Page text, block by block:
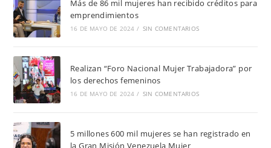
Más de 86 mil mujeres han recibido créditos para
emprendimientos
16 DE MAYO DE 2024 / SIN COMENTARIOS
Realizan “Foro Nacional Mujer Trabajadora” por
los derechos femeninos
16 DE MAYO DE 2024 / SIN COMENTARIOS
5 millones 600 mil mujeres se han registrado en